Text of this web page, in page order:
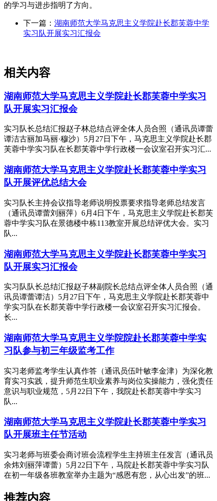
的学习与进步指明了方向。
下一篇： 湖南师范大学马克思主义学院赴长郡芙蓉中学
实习队开展实习汇报会
相关内容
湖南师范大学马克思主义学院赴长郡芙蓉中学实习
队开展实习汇报会
实习队长总结汇报赵子林总结点评全体人员合照（通讯员谭蕾
谭洁古丽加马丽·穆沙）5月27日下午，马克思主义学院赴长郡
芙蓉中学实习队在长郡芙蓉中学行政楼一会议室召开实习汇...
湖南师范大学马克思主义学院赴长郡芙蓉中学实习
队开展评优总结大会
实习队长主持会议指导老师说明投票要求指导老师总结发言
（通讯员谭蕾刘丽萍）6月4日下午，马克思主义学院赴长郡芙
蓉中学实习队在景德楼中栋113教室开展总结评优大会。实习
队...
湖南师范大学马克思主义学院赴长郡芙蓉中学实习
队开展实习汇报会
实习队队长总结汇报赵子林副院长总结点评全体人员合照（通
讯员谭蕾谭洁）5月27日下午，马克思主义学院赴长郡芙蓉中
学实习队在长郡芙蓉中学行政楼一会议室召开实习汇报会。
长...
湖南师范大学马克思主义学院院赴长郡芙蓉中学实
习队参与初三年级监考工作
实习老师监考学生认真作答（通讯员伍叶敏李金津）为深化教
育实习实践，提升师范生职业素养与岗位实操能力，强化责任
意识与职业规范，5月22日下午，我院赴长郡芙蓉中学实习
队...
湖南师范大学马克思主义学院赴长郡芙蓉中学实习
队开展班主任节活动
实习老师与班委会商讨班会流程学生主持班主任发言（通讯员
余炜刘丽萍谭蕾）5月22日下午，马院赴长郡芙蓉中学实习队
在初一年级各班教室举办主题为“感恩有您，从心出发”的班...
推荐内容